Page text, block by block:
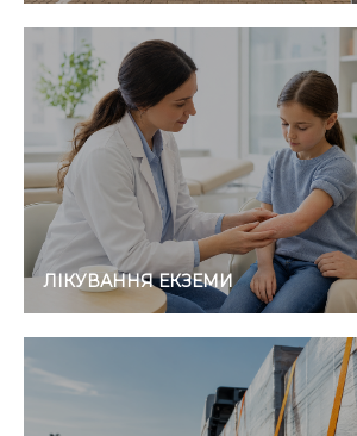
ЛІКУВАННЯ ЕКЗЕМИ